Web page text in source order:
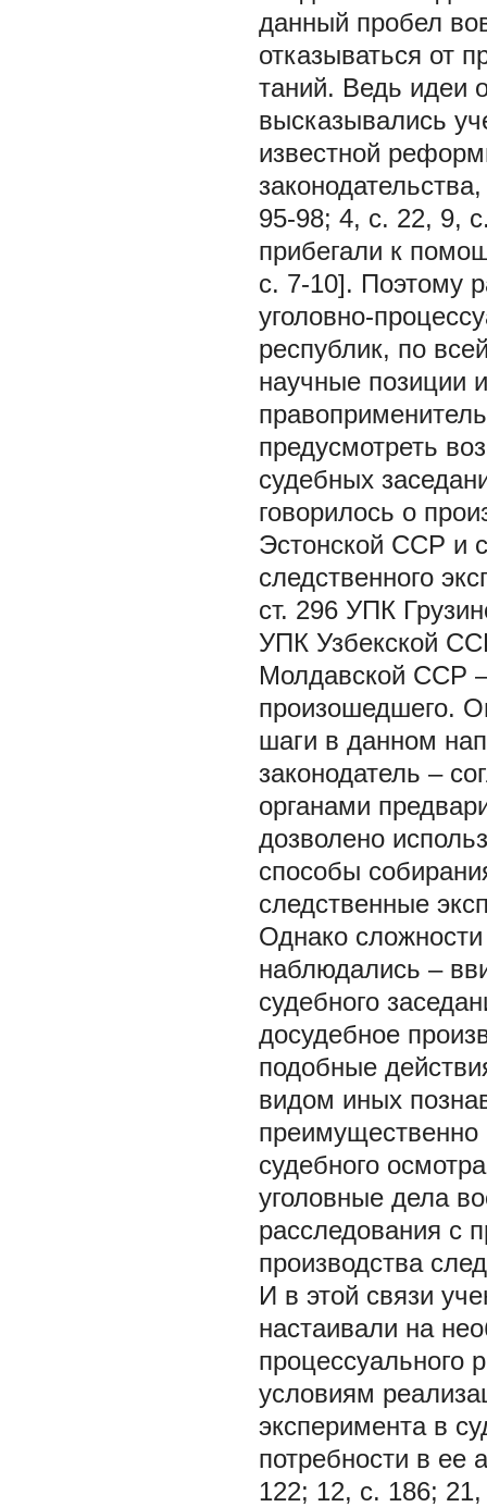
данный пробел
отказываться от
таний. Ведь идеи
высказывались
известной
95-98; 4, с. 22, 9,
прибегали к
с. 7-10]. Поэтому
уголовно-
республик, по
научные позиции
предусмотреть
судебных
говорилось о
Эстонской ССР и
следственного
ст. 296 УПК
УПК Узбекской
Молдавской ССР
произошедшего.
шаги в данном
законодатель –
органами
дозволено
способы
следственные
Однако
наблюдались –
судебного
досудебное
подобные
видом иных
судебного
уголовные дела
расследования с
производства
И в этой связи
настаивали на
процессуального
условиям
эксперимента в
потребности в ее
122; 12, с. 186;